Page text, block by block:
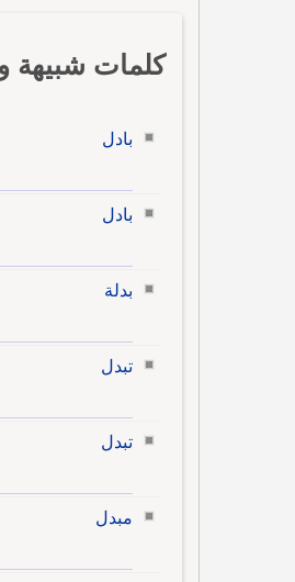
كلمات شبيهة
بادل
بادل
بدلة
تبدل
تبدل
مبدل